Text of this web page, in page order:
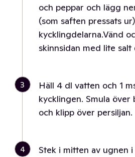
och peppar och lägg
(som saften pressats
kycklingdelarna.Vänd
skinnsidan med lite salt
3
Häll 4 dl vatten och 1
kycklingen. Smula
och klipp över persiljan.
4
Stek i mitten av ugnen